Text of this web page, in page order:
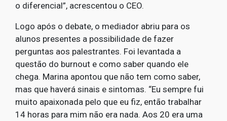
o diferencial”, acrescentou o CEO.
Logo após o debate, o mediador abriu para os
alunos presentes a possibilidade de fazer
perguntas aos palestrantes. Foi levantada a
questão do burnout e como saber quando ele
chega. Marina apontou que não tem como saber,
mas que haverá sinais e sintomas. “Eu sempre fui
muito apaixonada pelo que eu fiz, então trabalhar
14 horas para mim não era nada. Aos 20 era uma